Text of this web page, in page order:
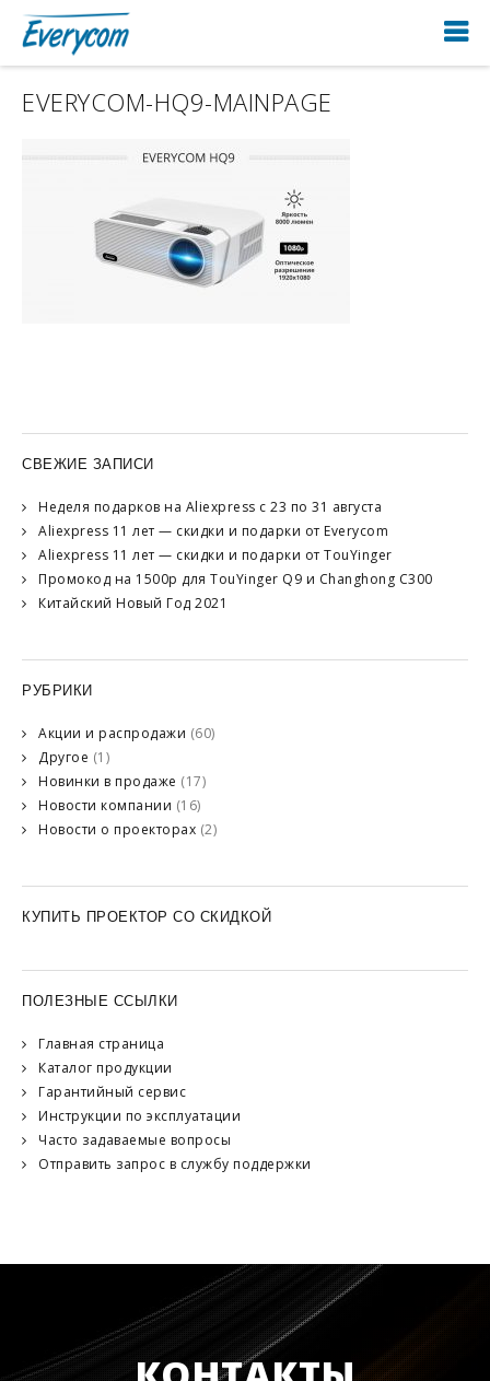
EVERYCOM-HQ9-MAINPAGE
СВЕЖИЕ ЗАПИСИ
Неделя подарков на Aliexpress с 23 по 31 августа
Aliexpress 11 лет — скидки и подарки от Everycom
Aliexpress 11 лет — скидки и подарки от TouYinger
Промокод на 1500р для TouYinger Q9 и Changhong C300
Китайский Новый Год 2021
РУБРИКИ
Акции и распродажи (60)
Другое (1)
Новинки в продаже (17)
Новости компании (16)
Новости о проекторах (2)
КУПИТЬ ПРОЕКТОР СО СКИДКОЙ
ПОЛЕЗНЫЕ ССЫЛКИ
Главная страница
Каталог продукции
Гарантийный сервис
Инструкции по эксплуатации
Часто задаваемые вопросы
Отправить запрос в службу поддержки